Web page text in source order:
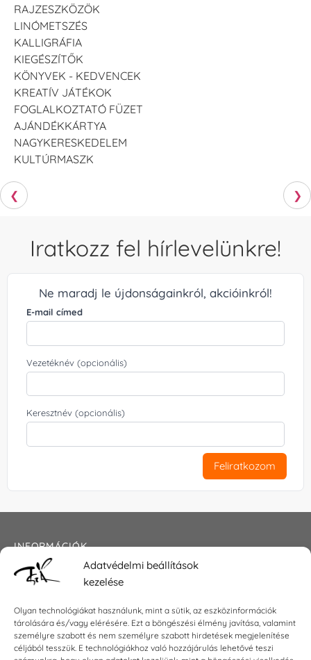
Adatvédelmi beállítások
kezelése
Olyan technológiákat használunk, mint a sütik, az eszközinformációk
tárolására és/vagy elérésére. Ezt a böngészési élmény javítása, valamint
személyre szabott és nem személyre szabott hirdetések megjelenítése
céljából tesszük. E technológiákhoz való hozzájárulás lehetővé teszi
RAJZESZKÖZÖK
LINÓMETSZÉS
KALLIGRÁFIA
KIEGÉSZÍTŐK
KÖNYVEK - KEDVENCEK
KREATÍV JÁTÉKOK
FOGLALKOZTATÓ FÜZET
AJÁNDÉKKÁRTYA
NAGYKERESKEDELEM
KULTÚRMASZK
❮ ❯
Iratkozz fel hírlevelünkre!
Ne maradj le újdonságainkról, akcióinkról!
E-mail címed
Vezetéknév (opcionális)
Keresztnév (opcionális)
Feliratkozom
INFORMÁCIÓK
Általános szerződési feltételek
Impresszum